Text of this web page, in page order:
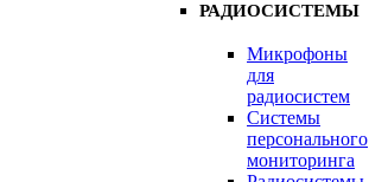
РАДИОСИСТЕМЫ
Микрофоны
для
радиосистем
Системы
персонального
мониторинга